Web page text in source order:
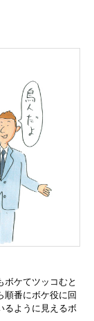
ボケてツッコむと
順番にボケ役に回
るように見えるボ